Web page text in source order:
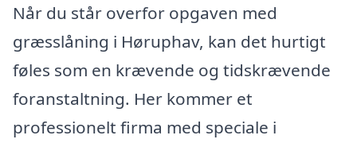
Når du står overfor opgaven med
græsslåning i Høruphav, kan det hurtigt
føles som en krævende og tidskrævende
foranstaltning. Her kommer et
professionelt firma med speciale i